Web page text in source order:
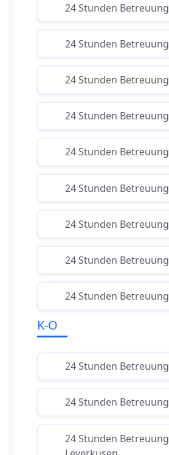
24 Stunden
24 Stunden
24 Stunden
24 Stunden
24 Stunden
24 Stunden
24 Stunden
24 Stunden
24 Stunden
K-O
24 Stunden
24 Stunden
24 Stunden